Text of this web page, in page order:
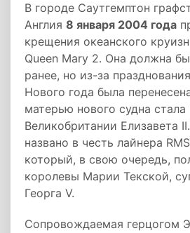
В городе Саутгемптон
Англия 8 января 2004 года
крещения океанского
Queen Mary 2. Она должна
ранее, но из-за
Нового года была
матерью нового судна стала
Великобритании Елизавета
названо в честь лайнера
который, в свою очередь,
королевы Марии Текской,
Георга V.
Сопровождаемая герцогом